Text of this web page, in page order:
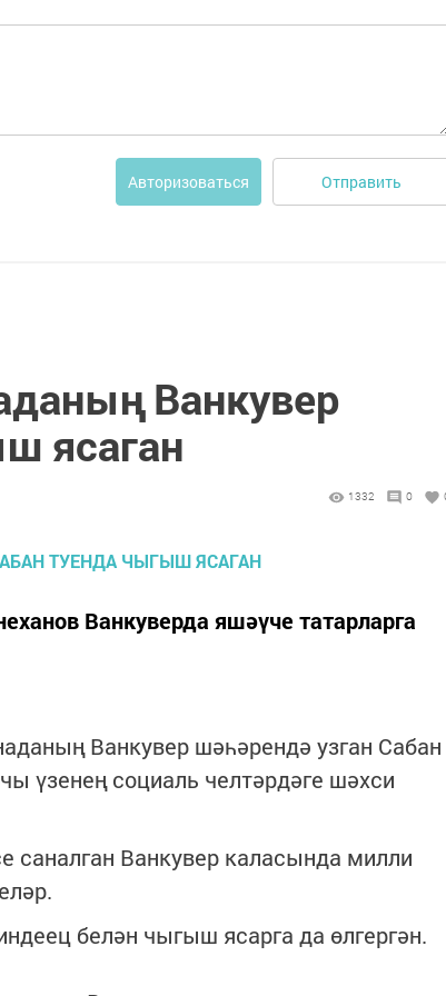
Авторизоваться Отправить
Ванкувер
ясаган
1332 0
Ванкуверда яшәүче татарларга
Ванкувер шәһәрендә узган Сабан
үзенең социаль челтәрдәге шәхси
саналган Ванкувер каласында милли
белән чыгыш ясарга да өлгергән.